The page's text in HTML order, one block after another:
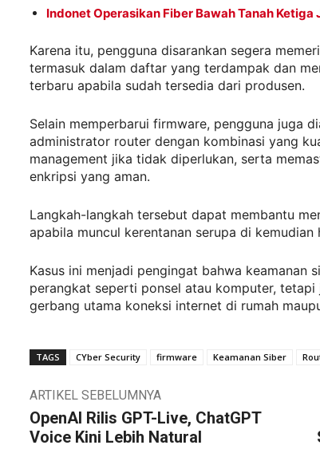
Indonet Operasikan Fiber Bawah Tanah
Karena itu, pengguna disarankan segera
termasuk dalam daftar yang terdampak dan
terbaru apabila sudah tersedia dari produsen.
Selain memperbarui firmware, pengguna juga
administrator router dengan kombinasi yang
management jika tidak diperlukan, serta
enkripsi yang aman.
Langkah-langkah tersebut dapat membantu
apabila muncul kerentanan serupa di kemudian
Kasus ini menjadi pengingat bahwa keamanan
perangkat seperti ponsel atau komputer,
gerbang utama koneksi internet di rumah
TAGS CYber Security firmware Keamanan Siber
ARTIKEL SEBELUMNYA
OpenAI Rilis GPT-Live, ChatGPT
Voice Kini Lebih Natural